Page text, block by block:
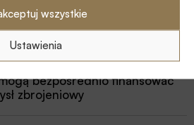
wszystkie
Ustawienia
bezpośrednio finansować
zbrojeniowy